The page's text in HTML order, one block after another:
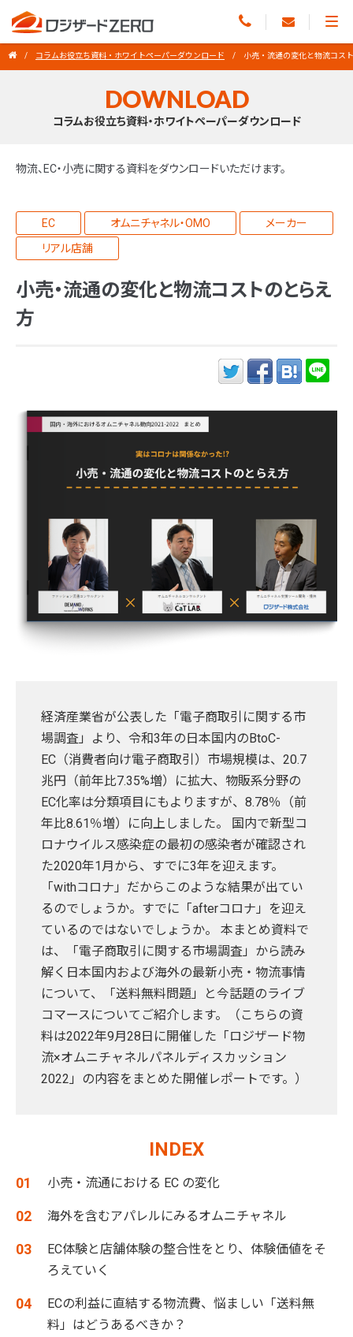
コラムお役立ち資料・ホワイトペーパーダウンロード 小売・流通の変化と物流コス
DOWNLOAD
コラムお役立ち資料・ホワイトペーパーダウンロード
物流、EC・小売に関する資料をダウンロードいただけます。
EC オムニチャネル・OMO
メーカー
リアル店舗
小売・流通の変化と物流コストのとらえ
方
経済産業省が公表した「電子商取引に関する市
場調査」より、令和3年の日本国内のBtoC-
EC（消費者向け電子商取引）市場規模は、20.7
兆円（前年比7.35%増）に拡大、物販系分野の
EC化率は分類項目にもよりますが、8.78％（前
年比8.61％増）に向上しました。 国内で新型コ
ロナウイルス感染症の最初の感染者が確認され
た2020年1月から、すでに3年を迎えます。
「withコロナ」だからこのような結果が出てい
るのでしょうか。すでに「afterコロナ」を迎え
ているのではないでしょうか。 本まとめ資料で
は、「電子商取引に関する市場調査」から読み
解く日本国内および海外の最新小売・物流事情
について、「送料無料問題」と今話題のライブ
コマースについてご紹介します。（こちらの資
料は2022年9月28日に開催した「ロジザード物
流×オムニチャネルパネルディスカッション
2022」の内容をまとめた開催レポートです。）
INDEX
小売・流通における EC の変化
海外を含むアパレルにみるオムニチャネル
EC体験と店舗体験の整合性をとり、体験価値をそ
ろえていく
ECの利益に直結する物流費、悩ましい「送料無
料」はどうあるべきか？